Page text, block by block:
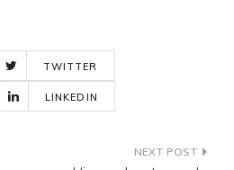
TWITTER
LINKEDIN